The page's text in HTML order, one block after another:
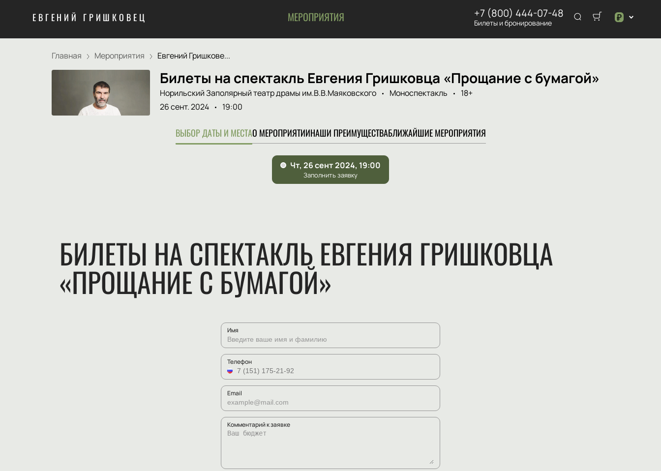
ЕВГЕНИЙ ГРИШКОВЕЦ МЕРОПРИЯТИЯ +7 (800) 444-07-48
Билеты и бронирование ₽
$
Главная Мероприятия Евгений Гришкове...
Билеты на спектакль Евгения Гришковца «Прощание с бумагой»
Норильский Заполярный театр драмы им.В.В.Маяковского Моноспектакль
18+
26 сент. 2024
19:00
ВЫБОР ДАТЫ И МЕСТАО МЕРОПРИЯТИИНАШИ ПРЕИМУЩЕСТВАБЛИЖАЙШИЕ МЕРОПРИЯТИЯ
БИЛЕТЫ НА СПЕКТАКЛЬ ЕВГЕНИЯ ГРИШКОВЦА
«ПРОЩАНИЕ С БУМАГОЙ»
Имя
Телефон
Email
Комментарий к заявке